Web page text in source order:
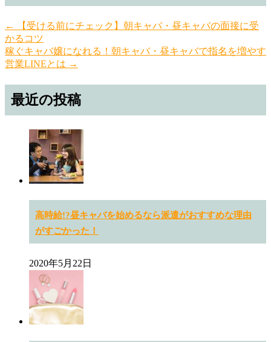
← 【受ける前にチェック】朝キャバ・昼キャバの面接に受
かるコツ
稼ぐキャバ嬢になれる！朝キャバ・昼キャバで指名を増やす
営業LINEとは →
最近の投稿
高時給!?昼キャバを始めるなら派遣がおすすめな理由
がすごかった！
2020年5月22日